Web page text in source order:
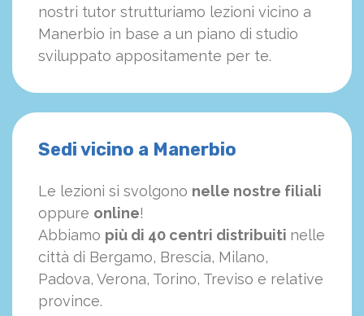
nostri tutor strutturiamo lezioni vicino a
Manerbio in base a un piano di studio
sviluppato appositamente per te.
Sedi vicino a Manerbio
Le lezioni si svolgono nelle nostre filiali
oppure online!
Abbiamo più di 40 centri distribuiti nelle
città di Bergamo, Brescia, Milano,
Padova, Verona, Torino, Treviso e relative
province.